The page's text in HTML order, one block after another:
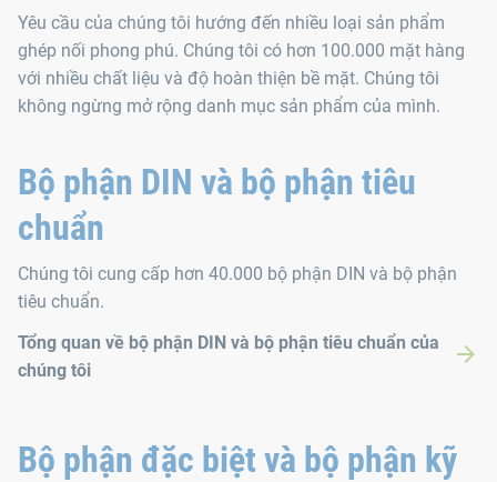
Yêu cầu của chúng tôi hướng đến nhiều loại sản phẩm
ghép nối phong phú. Chúng tôi có hơn 100.000 mặt hàng
với nhiều chất liệu và độ hoàn thiện bề mặt. Chúng tôi
không ngừng mở rộng danh mục sản phẩm của mình.
Bộ phận DIN và bộ phận tiêu
chuẩn
Chúng tôi cung cấp hơn 40.000 bộ phận DIN và bộ phận
tiêu chuẩn.
Tổng quan về bộ phận DIN và bộ phận tiêu chuẩn của
chúng tôi
Bộ phận đặc biệt và bộ phận kỹ